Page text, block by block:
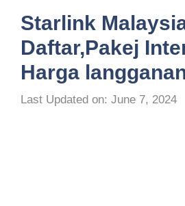
Starlink
Daftar,Pakej
Harga
Last Updated on: June 7, 2024